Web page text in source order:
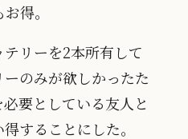
得。
リーを2本所有して
のみが欲しかったた
要としている友人と
することにした。